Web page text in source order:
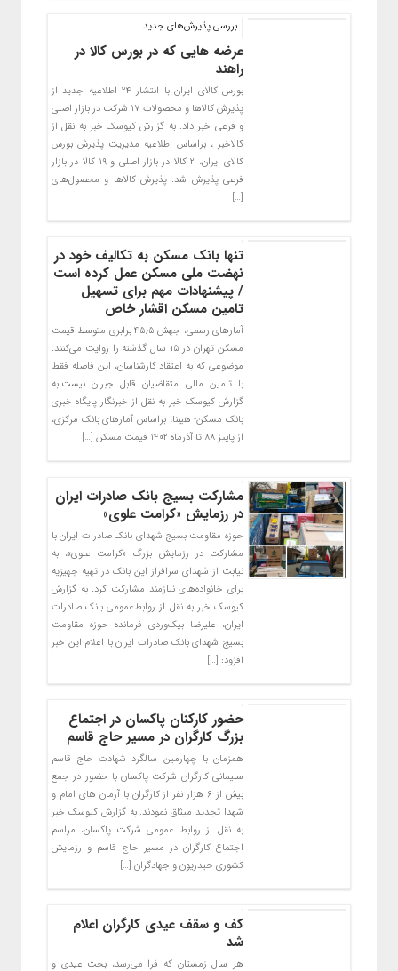
بررسی پذیرش‌های جدید
عرضه هایی که در بورس کالا در
راهند
بورس کالای ایران با انتشار ۲۴ اطلاعیه جدید از
پذیرش کالاها و محصولات ۱۷ شرکت در بازار اصلی
و فرعی خبر داد. به گزارش کیوسک خبر به نقل از
کالاخبر ، براساس اطلاعیه مدیریت پذیرش بورس
کالای ایران، ۲ کالا در بازار اصلی و ۱۹ کالا در بازار
فرعی پذیرش شد. پذیرش کالاها و محصول‌های
[…]
تنها بانک مسکن به تکالیف خود در
نهضت ملی مسکن عمل کرده است
/ پیشنهادات مهم برای تسهیل
تامین مسکن اقشار خاص
آمارهای رسمی، جهش ۴۵٫۵ برابری متوسط قیمت
مسکن تهران در ۱۵ سال گذشته را روایت می‌کنند.
موضوعی که به اعتقاد کارشناسان، این فاصله فقط
با تامین مالی متقاضیان قابل جبران نیست.به
گزارش کیوسک خبر به نقل از خبرنگار پایگاه خبری
بانک مسکن- هیبنا، براساس آمارهای بانک مرکزی،
از پاییز ۸۸ تا آذرماه ۱۴۰۲ قیمت مسکن […]
مشارکت بسیج بانک صادرات ایران
در رزمایش «کرامت علوی»
​حوزه مقاومت بسیج شهدای بانک صادرات ایران با
مشارکت در رزمایش بزرگ «کرامت علوی»، به
نیابت از شهدای سرافراز این بانک در تهیه جهیزیه
برای خانواده‌های نیازمند مشارکت کرد. به گزارش
کیوسک خبر به نقل از روابط‌عمومی بانک صادرات
ایران، علیرضا بیک‌وردی فرمانده حوزه مقاومت
بسیج شهدای بانک صادرات ایران با اعلام این خبر
افزود: […]
حضور کارکنان پاکسان در اجتماع
بزرگ کارگران در مسیر حاج قاسم
همزمان با چهارمین سالگرد شهادت حاج قاسم
سلیمانی کارگران شرکت پاکسان با حضور در جمع
بیش از ۶ هزار نفر از کارگران با آرمان های امام و
شهدا تجدید میثاق نمودند. به گزارش کیوسک خبر
به نقل از روابط عمومی شرکت پاکسان، مراسم
اجتماع کارگران در مسیر حاج قاسم و رزمایش
کشوری حیدریون و جهادگران […]
کف و سقف عیدی کارگران اعلام
شد
هر سال زمستان که فرا می‌رسد، بحث عیدی و